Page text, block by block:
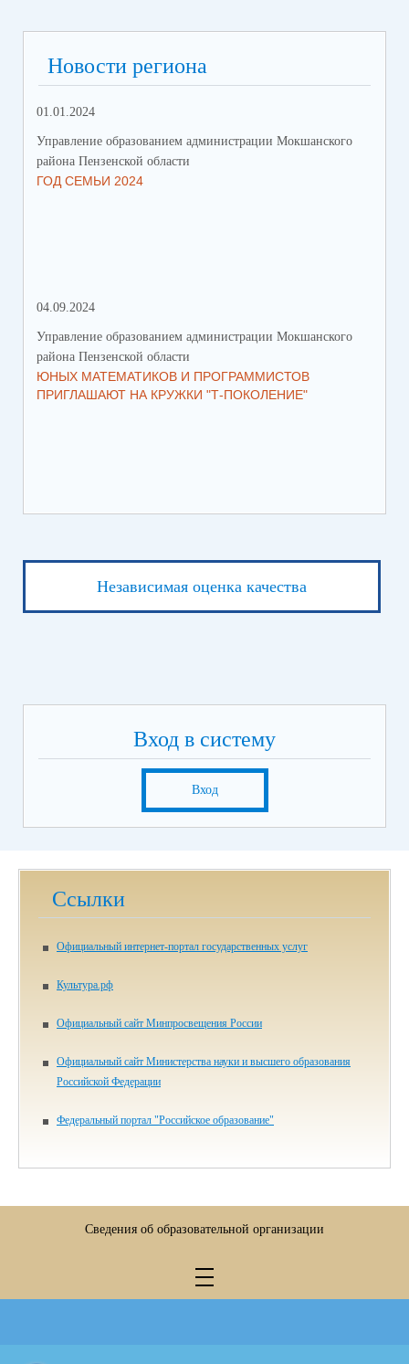
Новости региона
01.01.2024
Управление образованием администрации Мокшанского
района Пензенской области
ГОД СЕМЬИ 2024
04.09.2024
Управление образованием администрации Мокшанского
района Пензенской области
ЮНЫХ МАТЕМАТИКОВ И ПРОГРАММИСТОВ
ПРИГЛАШАЮТ НА КРУЖКИ "Т-ПОКОЛЕНИЕ"
Независимая оценка качества
Вход в систему
Вход
Ссылки
Официальный интернет-портал государственных услуг
Культура.рф
Официальный сайт Минпросвещения России
Официальный сайт Министерства науки и высшего образования
Российской Федерации
Федеральный портал "Российское образование"
Сведения об образовательной организации